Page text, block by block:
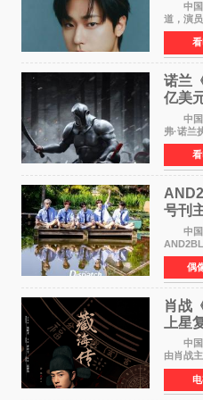
中国
道，演
伐》，
该片为
倭寇绑
诺兰
亿美
中国
弗·诺兰
球上映
三天粗
2 641亿
号刊
之约
中国
公，本
首次担
澈的少
偶
肖战
上星
视热
中国
由肖战
卫视上
络平台
口碑，
电